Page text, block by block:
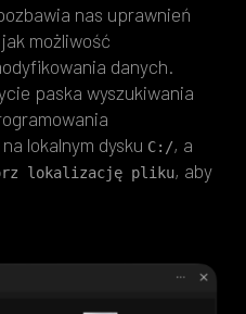
nas uprawnień
możliwość
danych.
paska wyszukiwania
lokalnym dysku C:/, a
lokalizację pliku, aby